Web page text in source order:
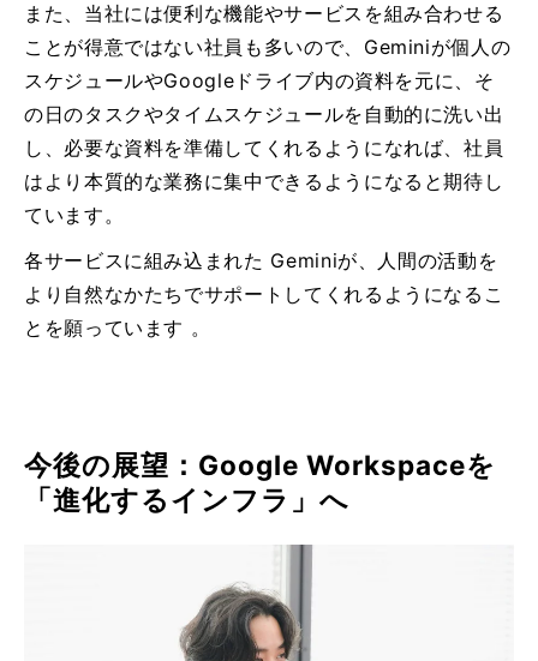
また、当社には便利な機能やサービスを組み合わせる
ことが得意ではない社員も多いので、Geminiが個人の
スケジュールやGoogleドライブ内の資料を元に、そ
の日のタスクやタイムスケジュールを自動的に洗い出
し、必要な資料を準備してくれるようになれば、社員
はより本質的な業務に集中できるようになると期待し
ています。
各サービスに組み込まれた Geminiが、人間の活動を
より自然なかたちでサポートしてくれるようになるこ
とを願っています 。
今後の展望：Google Workspaceを
「進化するインフラ」へ